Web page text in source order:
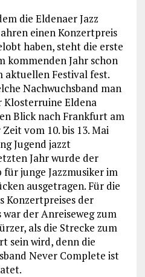
die Eldenaer Jazz
einen Konzertpreis
haben, steht die erste
kommenden Jahr schon
aktuellen Festival fest.
Nachwuchsband man
Klosterruine Eldena
Blick nach Frankfurt am
vom 10. bis 13. Mai
Jugend jazzt
Jahr wurde der
junge Jazzmusiker im
ausgetragen. Für die
Konzertpreises der
war der Anreiseweg zum
als die Strecke zum
sein wird, denn die
Never Complete ist